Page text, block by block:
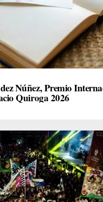
Núñez, Premio
Quiroga 2026